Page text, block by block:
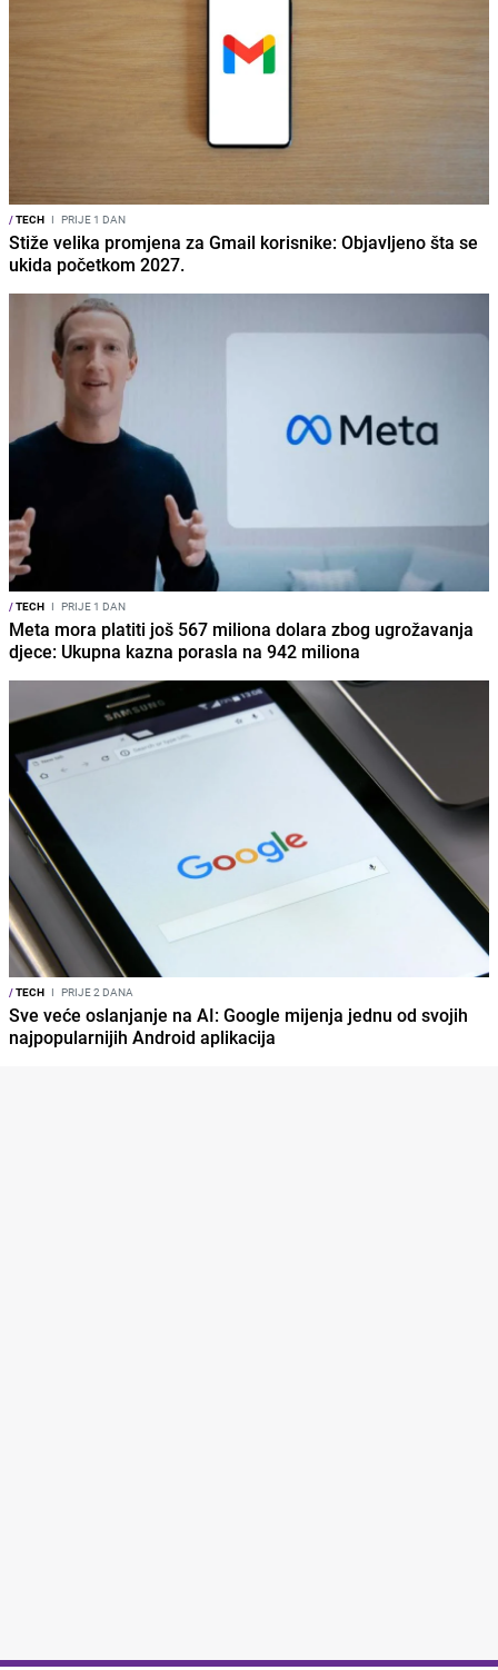
/TECH I PRIJE 1 DAN
Stiže velika promjena za Gmail korisnike: Objavljeno šta se
ukida početkom 2027.
/TECH I PRIJE 1 DAN
Meta mora platiti još 567 miliona dolara zbog ugrožavanja
djece: Ukupna kazna porasla na 942 miliona
/TECH I PRIJE 2 DANA
Sve veće oslanjanje na AI: Google mijenja jednu od svojih
najpopularnijih Android aplikacija